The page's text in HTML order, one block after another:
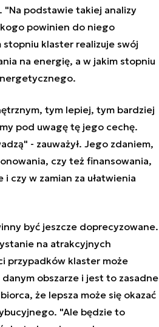
"Na podstawie takiej analizy
powinien do niego
klaster realizuje swój
na energię, a w jakim stopniu
tym lepiej, tym bardziej
pod uwagę tę jego cechę.
- zauważył. Jego zdaniem,
czy też finansowania,
czy w zamian za ułatwienia
być jeszcze doprecyzowane.
na atrakcyjnych
przypadków klaster może
obszarze i jest to zasadne
że lepsza może się okazać
"Ale będzie to